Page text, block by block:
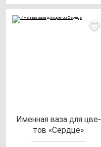
Имен­ная ва­за для цве­
тов «Сер­дце»